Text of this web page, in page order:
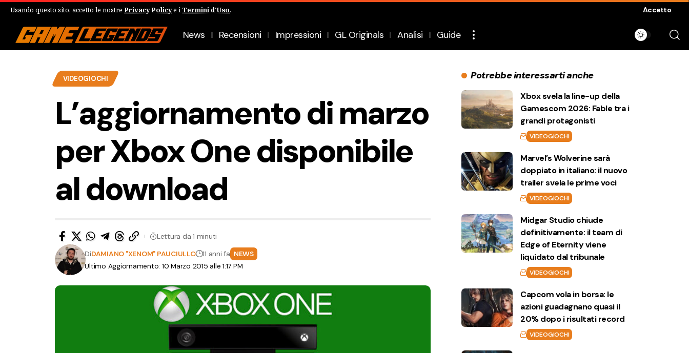
Usando questo sito, accetto le nostre Privacy Policye i Termini d'Uso. Accetto
News Recensioni Impressioni GL Originals Analisi Guide
VIDEOGIOCHI
L’aggiornamento di marzo
per Xbox One disponibile
al download
Ultimo Aggiornamento: 10 Marzo 2015 alle 1:17 PM
DiDAMIANO "XENOM" PAUCIULLO 11 anni fa NEWS
Lettura da 1 minuti
Potrebbe interessarti anche
Xbox svela la line-up della
Gamescom 2026: Fable tra i
grandi protagonisti
VIDEOGIOCHI
Marvel’s Wolverine sarà
doppiato in italiano: il nuovo
trailer svela le prime voci
VIDEOGIOCHI
Midgar Studio chiude
definitivamente: il team di
Edge of Eternity viene
liquidato dal tribunale
VIDEOGIOCHI
Capcom vola in borsa: le
azioni guadagnano quasi il
20% dopo i risultati record
VIDEOGIOCHI